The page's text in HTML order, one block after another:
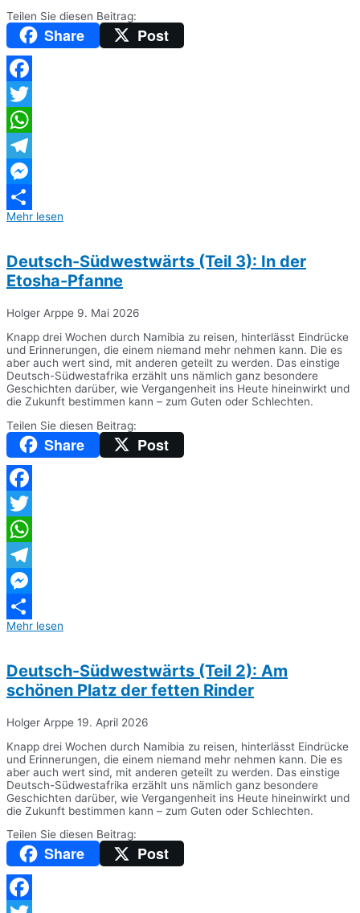
Teilen Sie diesen Beitrag:
Share Post
Facebook
Twitter
WhatsApp
Telegram
Messenger
Teilen
Mehr lesen
Deutsch-Südwestwärts (Teil 3): In der
Etosha-Pfanne
Holger Arppe 9. Mai 2026
Knapp drei Wochen durch Namibia zu reisen, hinterlässt Eindrücke
und Erinnerungen, die einem niemand mehr nehmen kann. Die es
aber auch wert sind, mit anderen geteilt zu werden. Das einstige
Deutsch-Südwestafrika erzählt uns nämlich ganz besondere
Geschichten darüber, wie Vergangenheit ins Heute hineinwirkt und
die Zukunft bestimmen kann – zum Guten oder Schlechten.
Teilen Sie diesen Beitrag:
Share Post
Facebook
Twitter
WhatsApp
Telegram
Messenger
Teilen
Mehr lesen
Deutsch-Südwestwärts (Teil 2): Am
schönen Platz der fetten Rinder
Holger Arppe 19. April 2026
Knapp drei Wochen durch Namibia zu reisen, hinterlässt Eindrücke
und Erinnerungen, die einem niemand mehr nehmen kann. Die es
aber auch wert sind, mit anderen geteilt zu werden. Das einstige
Deutsch-Südwestafrika erzählt uns nämlich ganz besondere
Geschichten darüber, wie Vergangenheit ins Heute hineinwirkt und
die Zukunft bestimmen kann – zum Guten oder Schlechten.
Teilen Sie diesen Beitrag:
Share Post